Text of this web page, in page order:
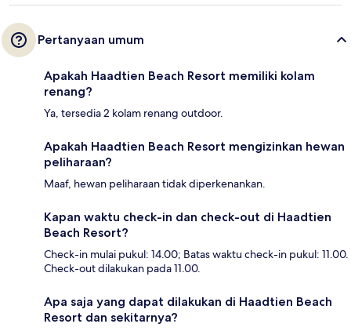
Pertanyaan umum
Apakah Haadtien Beach Resort memiliki kolam
renang?
Ya, tersedia 2 kolam renang outdoor.
Apakah Haadtien Beach Resort mengizinkan hewan
peliharaan?
Maaf, hewan peliharaan tidak diperkenankan.
Kapan waktu check-in dan check-out di Haadtien
Beach Resort?
Check-in mulai pukul: 14.00; Batas waktu check-in pukul: 11.00.
Check-out dilakukan pada 11.00.
Apa saja yang dapat dilakukan di Haadtien Beach
Resort dan sekitarnya?